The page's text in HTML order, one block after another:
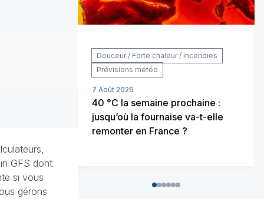
GFS dont
si vous
gérons
Douceur / Forte chaleur / Incendies
Prévisions météo
7 Août 2026
40 °C la semaine prochaine :
jusqu’où la fournaise va-t-elle
remonter en France ?
012345